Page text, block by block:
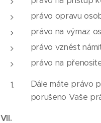
právo opravu
právo na výmaz
právo vznést
právo na
Dále máte právo
porušeno Vaše
VII.